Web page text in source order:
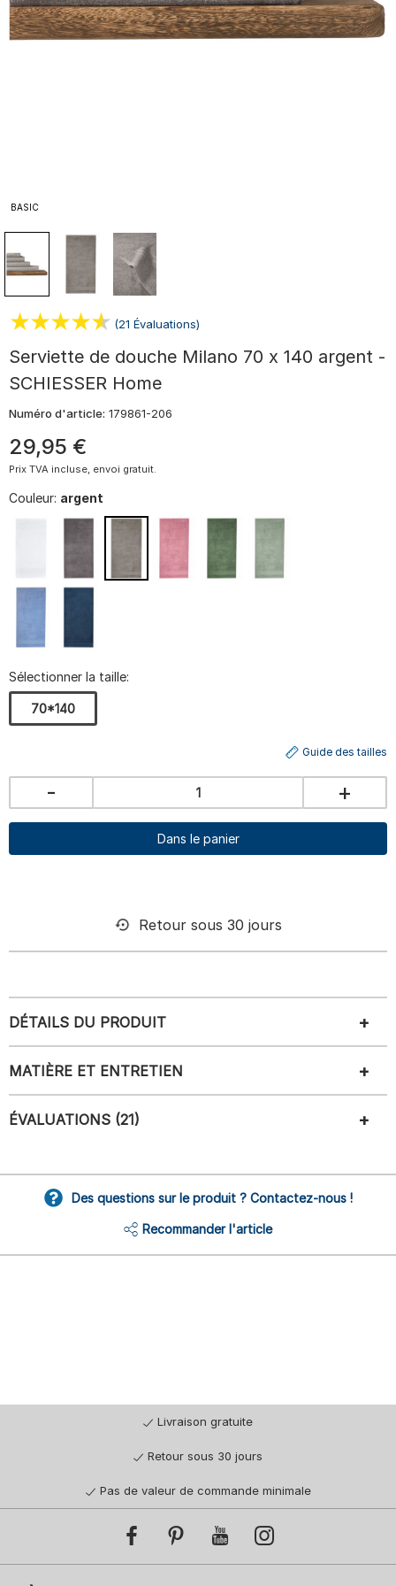
BASIC
(21 Évaluations)
Serviette de douche Milano 70 x 140 argent -
SCHIESSER Home
Numéro d'article: 179861-206
29,95 €
Prix TVA incluse, envoi gratuit.
Couleur: argent
Sélectionner la taille:
70*140
Guide des tailles
- +
Dans le panier
Retour sous 30 jours
DÉTAILS DU PRODUIT
MATIÈRE ET ENTRETIEN
ÉVALUATIONS (21)
Des questions sur le produit ? Contactez-nous !
Recommander l'article
Livraison gratuite
Retour sous 30 jours
Pas de valeur de commande minimale